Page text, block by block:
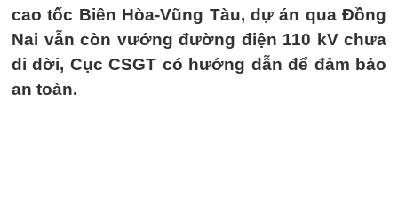
cao tốc Biên Hòa-Vũng Tàu, dự án qua Đồng
Nai vẫn còn vướng đường điện 110 kV chưa
di dời, Cục CSGT có hướng dẫn để đảm bảo
an toàn.